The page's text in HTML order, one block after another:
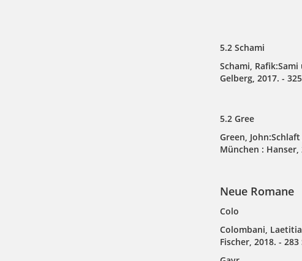
5.2 Schami
Schami,
Gelberg, 2017. -
5.2 Gree
Green,
München : Hanser,
Neue Romane
Colo
Colombani,
Fischer, 2018. - 283